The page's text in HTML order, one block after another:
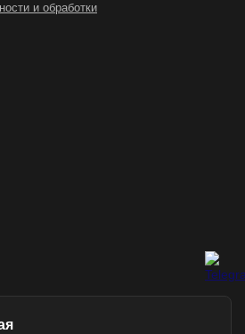
и обработки